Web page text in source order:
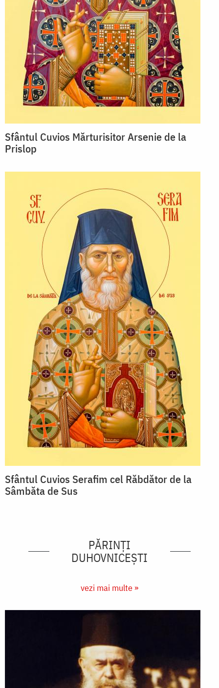
Sfântul Cuvios Mărturisitor Arsenie de la
Prislop
Sfântul Cuvios Serafim cel Răbdător de la
Sâmbăta de Sus
PĂRINȚI
DUHOVNICEȘTI
vezi mai multe »